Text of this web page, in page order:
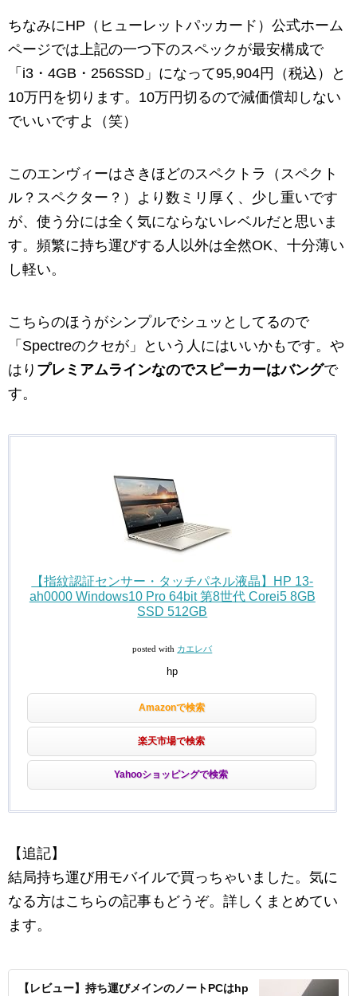
ちなみにHP（ヒューレットパッカード）公式ホーム
ページでは上記の一つ下のスペックが最安構成で
「i3・4GB・256SSD」になって95,904円（税込）と
10万円を切ります。10万円切るので減価償却しない
でいいですよ（笑）
このエンヴィーはさきほどのスペクトラ（スペクト
ル？スペクター？）より数ミリ厚く、少し重いです
が、使う分には全く気にならないレベルだと思いま
す。頻繁に持ち運びする人以外は全然OK、十分薄い
し軽い。
こちらのほうがシンプルでシュッとしてるので
「Spectreのクセが」という人にはいいかもです。や
はり プレミアムラインなのでスピーカーはバングで
す。
【指紋認証センサー・タッチパネル液晶】HP 13-
ah0000 Windows10 Pro 64bit 第8世代 Corei5 8GB
SSD 512GB
posted with カエレバ
hp
Amazonで検索
楽天市場で検索
Yahooショッピングで検索
【追記】
結局持ち運び用モバイルで買っちゃいました。気に
なる方はこちらの記事もどうぞ。詳しくまとめてい
ます。
【レビュー】持ち運びメインのノートPCはhp